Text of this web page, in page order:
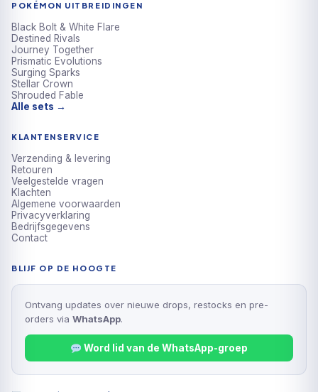
POKÉMON UITBREIDINGEN
Black Bolt & White Flare
Destined Rivals
Journey Together
Prismatic Evolutions
Surging Sparks
Stellar Crown
Shrouded Fable
Alle sets →
KLANTENSERVICE
Verzending & levering
Retouren
Veelgestelde vragen
Klachten
Algemene voorwaarden
Privacyverklaring
Bedrijfsgegevens
Contact
BLIJF OP DE HOOGTE
Ontvang updates over nieuwe drops, restocks en pre-
orders via WhatsApp.
Word lid van de WhatsApp-groep